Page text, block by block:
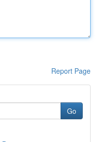
Report Page
Go